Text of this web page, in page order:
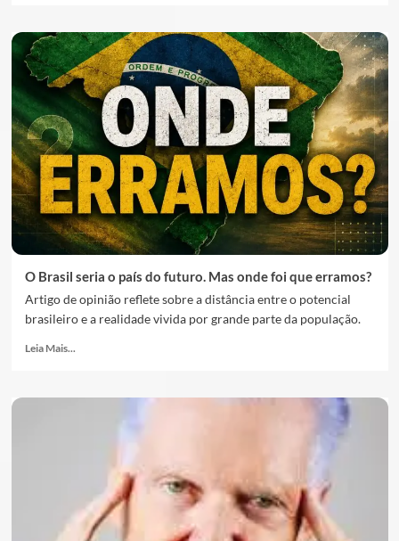
O Brasil seria o país do futuro. Mas onde foi que erramos?
Artigo de opinião reflete sobre a distância entre o potencial
brasileiro e a realidade vivida por grande parte da população.
Leia Mais...